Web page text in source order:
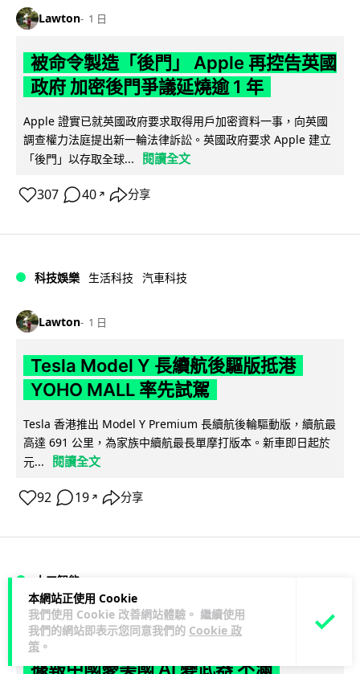
本網站正使用 Cookie
我們使用 Cookie 改善網站體驗。 繼續使用
我們的網站即表示您同意我們的 Cookie 政
策 。
Lawton 1 日
被命令製造「後門」 Apple 再控告英國
政府 加密後門爭議延燒逾 1 年
Apple 證實已就英國政府要求取得用戶加密資料一事，向英國
調查權力法庭提出新一輪法律訴訟。英國政府要求 Apple 建立
「後門」以存取全球...
閱讀全文
307 40 ↗ 分享
科技娛樂 生活科技 汽車科技
Lawton 1 日
Tesla Model Y 長續航後驅版抵港
YOHO MALL 率先試駕
Tesla 香港推出 Model Y Premium 長續航後輪驅動版，續航最
高達 691 公里，為家族中續航最長單摩打版本。新車即日起於
元...
閱讀全文
92 19 ↗ 分享
人工智能
Vin 1 日
據報中國憂美國 AI 變武器 不滿